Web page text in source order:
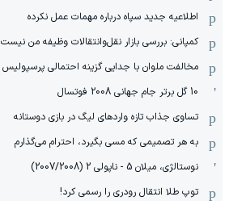
اطلاعیه جدید سپاه درباره مهمات عمل نکرده
کمپانی: بررسی بازار نقل‌وانتقالات وظیفه من نیست
مخالفت ملوان با جدایی گزینه احتمالی پرسپولیس
10 گل برتر جام جهانی 2008 فوتسال
تساوی جذاب تازه واردهای لیگ در بازی دوستانه
به هر تصمیمی که مسی بگیرد، احترام می‌گذارم
نوستالژی، میلان 5 - ناپولی 2 (2007/2008)
توپ طلا انتقال رودری را رسمی کرد!